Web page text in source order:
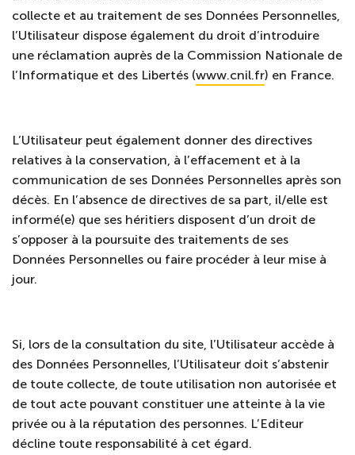
collecte et au traitement de ses Données Personnelles,
l’Utilisateur dispose également du droit d’introduire
une réclamation auprès de la Commission Nationale de
l’Informatique et des Libertés (www.cnil.fr) en France.
L’Utilisateur peut également donner des directives
relatives à la conservation, à l’effacement et à la
communication de ses Données Personnelles après son
décès. En l’absence de directives de sa part, il/elle est
informé(e) que ses héritiers disposent d’un droit de
s’opposer à la poursuite des traitements de ses
Données Personnelles ou faire procéder à leur mise à
jour.
Si, lors de la consultation du site, l’Utilisateur accède à
des Données Personnelles, l’Utilisateur doit s’abstenir
de toute collecte, de toute utilisation non autorisée et
de tout acte pouvant constituer une atteinte à la vie
privée ou à la réputation des personnes. L’Editeur
décline toute responsabilité à cet égard.